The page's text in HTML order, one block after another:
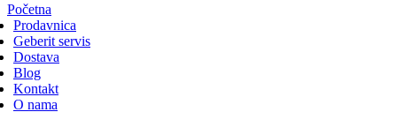
Početna
Prodavnica
Geberit servis
Dostava
Blog
Kontakt
O nama